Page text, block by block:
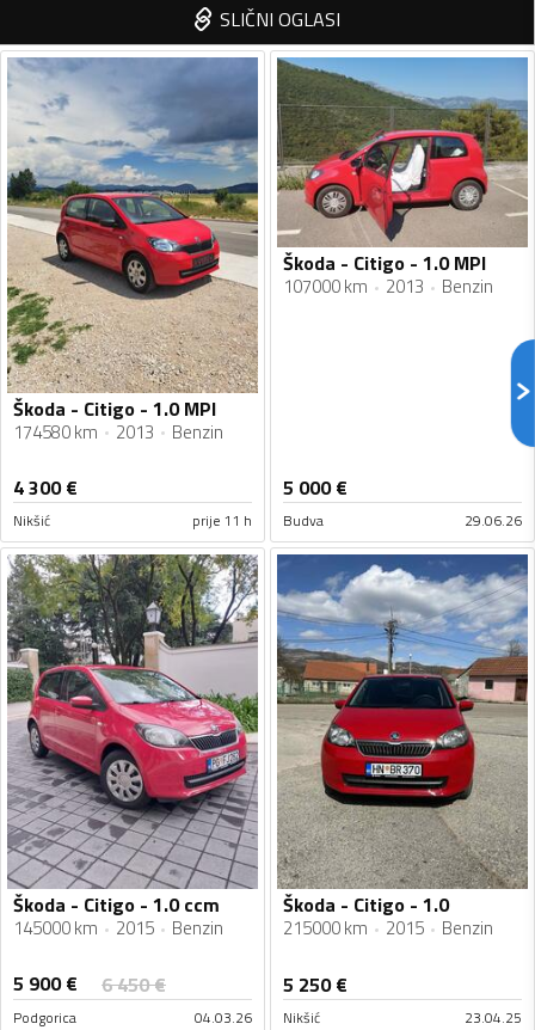
SLIČNI OGLASI
Škoda - Citigo - 1.0 MPI
174580 km 2013 Benzin
4 300€
Nikšić prije 11 h
Škoda - Citigo - 1.0 MPI
107000 km 2013 Benzin
5 000€
Budva 29.06.26
Škoda - Citigo - 1.0 ccm
145000 km 2015 Benzin
5 900€ 6 450€
Podgorica 04.03.26
Škoda - Citigo - 1.0
215000 km 2015 Benzin
5 250€
Nikšić 23.04.25